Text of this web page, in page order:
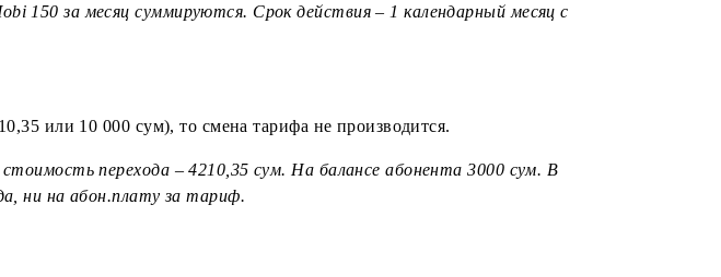
150, стоимость перехода – 4210,35 сум. На балансе абонента 5000 сум
списание ежедневной абон.платы по ТП Mobi 150 с начислением
Mobi 60 сгорают.